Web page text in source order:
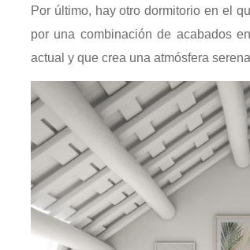
Por último, hay otro dormitorio en el
por una combinación de acabados
actual y que crea una atmósfera